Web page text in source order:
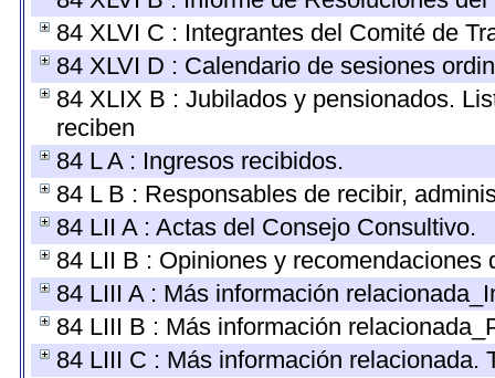
84 XLVI C : Integrantes del Comité de
84 XLVI D : Calendario de sesiones
84 XLIX B : Jubilados y pensionados.
reciben
84 L A : Ingresos recibidos.
84 L B : Responsables de recibir,
84 LII A : Actas del Consejo Consultivo.
84 LII B : Opiniones y recomendaciones
84 LIII A : Más información
84 LIII B : Más información
84 LIII C : Más información relacionada.